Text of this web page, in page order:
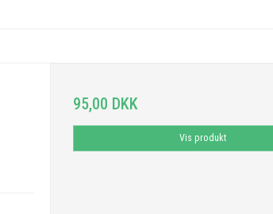
95,00 DKK
Vis produkt